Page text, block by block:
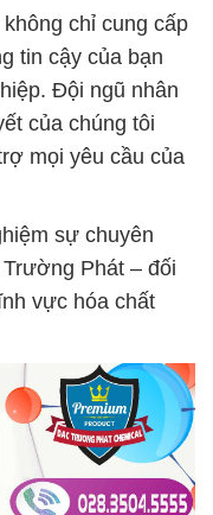
chỉ cung cấp
tin cậy của bạn
Đội ngũ nhân
của chúng tôi
mọi yêu cầu của
sự chuyên
Phát – đối
vực hóa chất